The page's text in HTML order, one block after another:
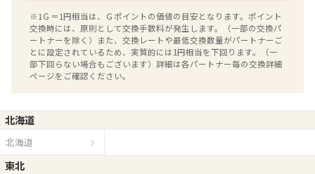
※1Ｇ＝1円相当は、Ｇポイントの価値の目安となります。ポイント
交換時には、原則として交換手数料が発生します。（一部の交換パ
ートナーを除く）また、交換レートや最低交換数量がパートナーご
とに設定されているため、実質的には1円相当を下回ります。（一
部下回らない場合もございます）詳細は各パートナー毎の交換詳細
ページをご確認ください。
北海道
北海道
東北